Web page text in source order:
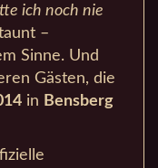
ich noch nie
–
Sinne. Und
Gästen, die
in Bensberg